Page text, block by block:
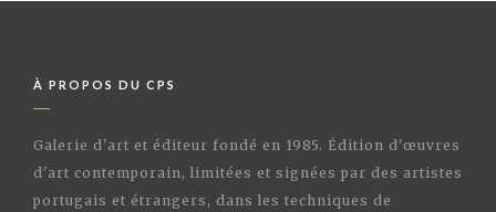
À PROPOS DU CPS
Galerie d'art et éditeur fondé en 1985. Édition d'œuvres
d'art contemporain, limitées et signées par des artistes
portugais et étrangers, dans les techniques de